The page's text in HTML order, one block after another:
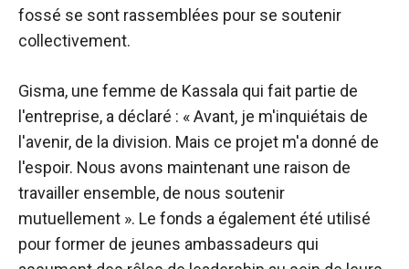
fossé se sont rassemblées pour se soutenir
collectivement.
Gisma, une femme de Kassala qui fait partie de
l'entreprise, a déclaré : « Avant, je m'inquiétais de
l'avenir, de la division. Mais ce projet m'a donné de
l'espoir. Nous avons maintenant une raison de
travailler ensemble, de nous soutenir
mutuellement ». Le fonds a également été utilisé
pour former de jeunes ambassadeurs qui